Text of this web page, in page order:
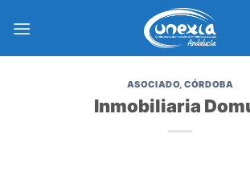
ASOCIADO,CÓRDOBA
Inmobiliaria